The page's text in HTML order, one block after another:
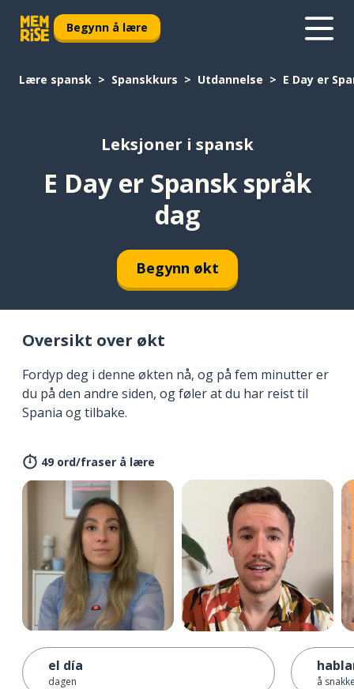
Begynn å lære
Lære spansk Spanskkurs Utdannelse E Day er
Leksjoner i spansk
E Day er Spansk språk
dag
Begynn økt
Oversikt over økt
Fordyp deg i denne økten nå, og på fem minutter er
du på den andre siden, og føler at du har reist til
Spania og tilbake.
49 ord/fraser å lære
el día
dagen å